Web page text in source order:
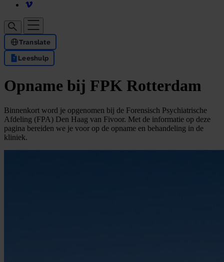
Translate
Leeshulp
Opname bij FPK Rotterdam
Binnenkort word je opgenomen bij de Forensisch Psychiatrische
Afdeling (FPA) Den Haag van Fivoor. Met de informatie op deze
pagina bereiden we je voor op de opname en behandeling in de
kliniek.